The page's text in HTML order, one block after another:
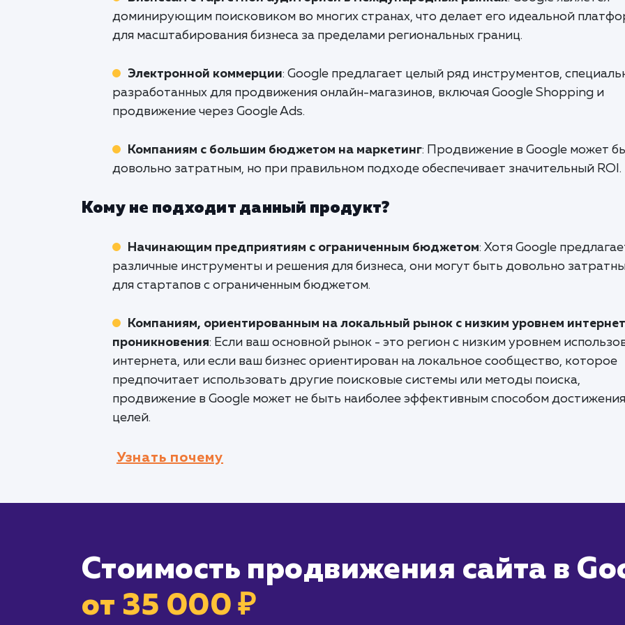
доминирующим поисковиком во многих странах, что делает его идеальной
для масштабирования бизнеса за пределами региональных границ.
Электронной коммерции: Google предлагает целый ряд инструментов,
разработанных для продвижения онлайн-магазинов, включая Google Shopping и
продвижение через Google Ads.
Компаниям с большим бюджетом на маркетинг: Продвижение в Google может
довольно затратным, но при правильном подходе обеспечивает значительный ROI.
Кому не подходит данный продукт?
Начинающим предприятиям с ограниченным бюджетом: Хотя Google
различные инструменты и решения для бизнеса, они могут быть довольно
для стартапов с ограниченным бюджетом.
Компаниям, ориентированным на локальный рынок с низким уровнем
проникновения: Если ваш основной рынок - это регион с низким уровнем
интернета, или если ваш бизнес ориентирован на локальное сообщество, которое
предпочитает использовать другие поисковые системы или методы поиска,
продвижение в Google может не быть наиболее эффективным способом
целей.
Узнать почему
Стоимость продвижения сайта в
от 35 000 ₽